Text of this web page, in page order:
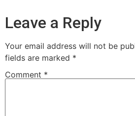
Leave a Reply
Your email address will not be
fields are marked *
Comment *